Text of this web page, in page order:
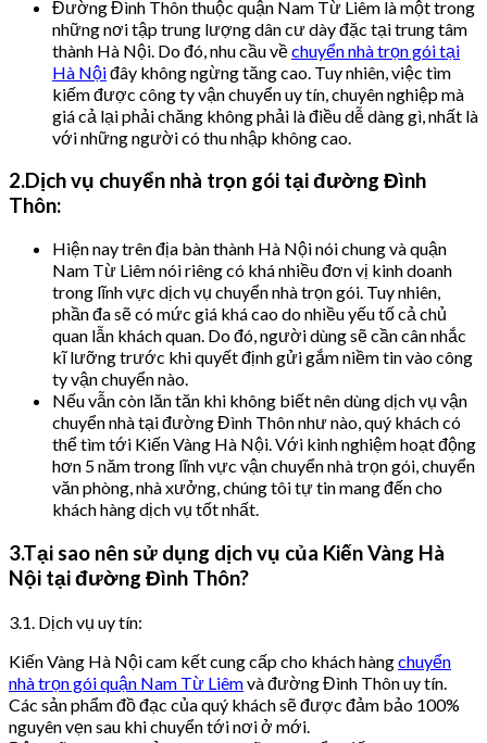
Đường Đình Thôn thuộc quận Nam Từ Liêm là một trong
những nơi tập trung lượng dân cư dày đặc tại trung tâm
thành Hà Nội. Do đó, nhu cầu vềchuyển nhà trọn góitại
Hà Nộiđây không ngừng tăng cao. Tuy nhiên, việc tìm
kiếm được công ty vận chuyển uy tín, chuyên nghiệp mà
giá cả lại phải chăng không phải là điều dễ dàng gì, nhất là
với những người có thu nhập không cao.
2.Dịch vụ chuyển nhà trọn gói tại đường Đình
Thôn:
Hiện nay trên địa bàn thành Hà Nội nói chung và quận
Nam Từ Liêm nói riêng có khá nhiều đơn vị kinh doanh
trong lĩnh vực dịch vụ chuyển nhà trọn gói. Tuy nhiên,
phần đa sẽ có mức giá khá cao do nhiều yếu tố cả chủ
quan lẫn khách quan. Do đó, người dùng sẽ cần cân nhắc
kĩ lưỡng trước khi quyết định gửi gắm niềm tin vào công
ty vận chuyển nào.
Nếu vẫn còn lăn tăn khi không biết nên dùng dịch vụ vận
chuyển nhà tại đường Đình Thôn như nào, quý khách có
thể tìm tới Kiến Vàng Hà Nội. Với kinh nghiệm hoạt động
hơn 5 năm trong lĩnh vực vận chuyển nhà trọn gói, chuyển
văn phòng, nhà xưởng, chúng tôi tự tin mang đến cho
khách hàng dịch vụ tốt nhất.
3.Tại sao nên sử dụng dịch vụ của Kiến Vàng Hà
Nội tại đường Đình Thôn?
3.1. Dịch vụ uy tín:
Kiến Vàng Hà Nội cam kết cung cấp cho khách hàngchuyển
nhà trọn gói quận Nam Từ Liêmvà đường Đình Thôn uy tín.
Các sản phẩm đồ đạc của quý khách sẽ được đảm bảo 100%
nguyên vẹn sau khi chuyển tới nơi ở mới.